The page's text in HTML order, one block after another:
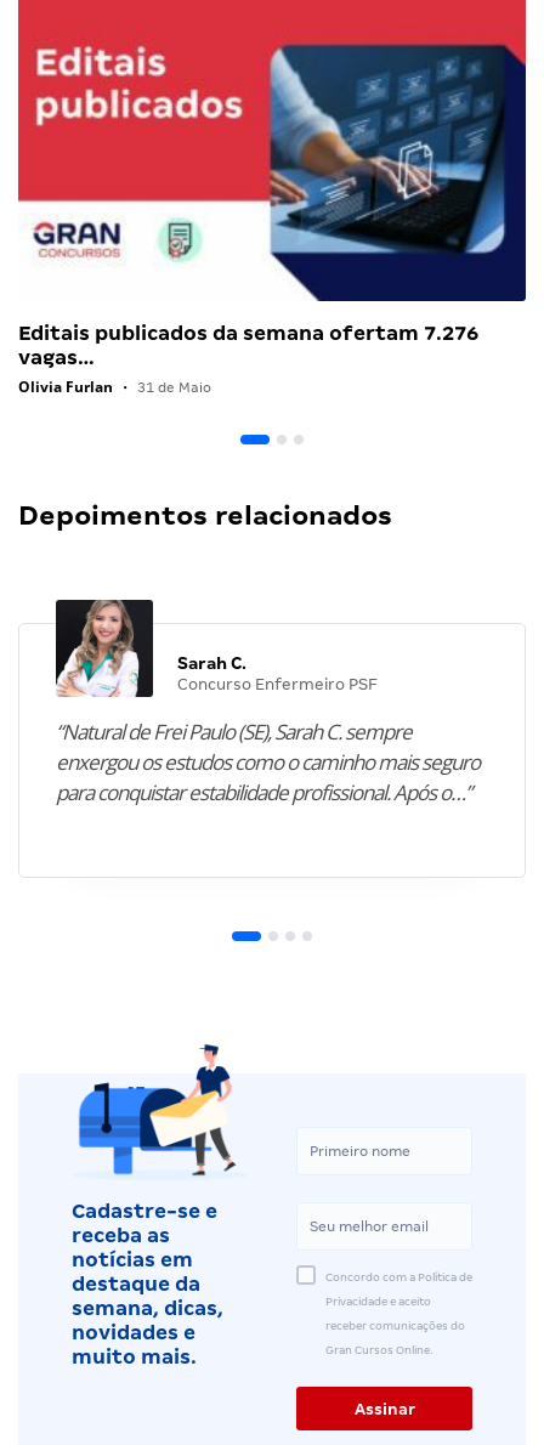
Editais publicados da semana ofertam 7.276
vagas…
Olivia Furlan • 31 de Maio
Depoimentos relacionados
Sarah C.
Concurso Enfermeiro PSF
“Natural de Frei Paulo (SE), Sarah C. sempre
enxergou os estudos como o caminho mais seguro
para conquistar estabilidade profissional. Após o…”
Cadastre-se e
receba as
notícias em
destaque da
semana, dicas,
novidades e
muito mais.
Concordo com a Política de
Privacidade e aceito
receber comunicações do
Gran Cursos Online.